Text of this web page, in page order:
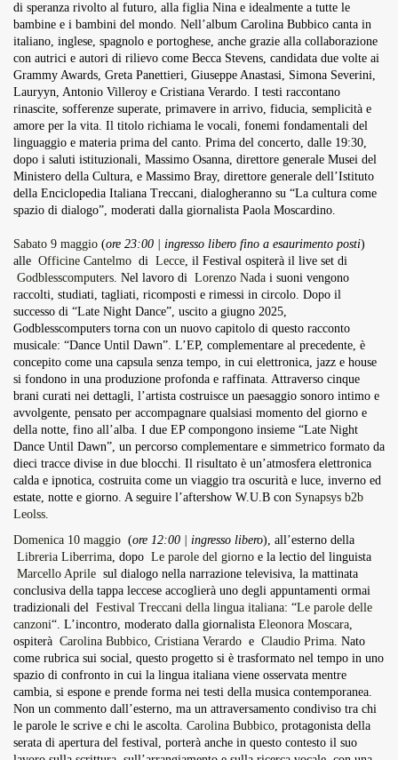
di speranza rivolto al futuro, alla figlia Nina e idealmente a tutte le
bambine e i bambini del mondo. Nell’album Carolina Bubbico canta in
italiano, inglese, spagnolo e portoghese, anche grazie alla collaborazione
con autrici e autori di rilievo come Becca Stevens, candidata due volte ai
Grammy Awards, Greta Panettieri, Giuseppe Anastasi, Simona Severini,
Lauryyn, Antonio Villeroy e Cristiana Verardo. I testi raccontano
rinascite, sofferenze superate, primavere in arrivo, fiducia, semplicità e
amore per la vita. Il titolo richiama le vocali, fonemi fondamentali del
linguaggio e materia prima del canto. Prima del concerto, dalle 19:30,
dopo i saluti istituzionali, Massimo Osanna, direttore generale Musei del
Ministero della Cultura, e Massimo Bray, direttore generale dell’Istituto
della Enciclopedia Italiana Treccani, dialogheranno su “La cultura come
spazio di dialogo”, moderati dalla giornalista Paola Moscardino.
Sabato 9 maggio (ore 23:00 | ingresso libero fino a esaurimento posti)
alle Officine Cantelmo di Lecce, il Festival ospiterà il live set di
Godblesscomputers. Nel lavoro di Lorenzo Nada i suoni vengono
raccolti, studiati, tagliati, ricomposti e rimessi in circolo. Dopo il
successo di “Late Night Dance”, uscito a giugno 2025,
Godblesscomputers torna con un nuovo capitolo di questo racconto
musicale: “Dance Until Dawn”. L’EP, complementare al precedente, è
concepito come una capsula senza tempo, in cui elettronica, jazz e house
si fondono in una produzione profonda e raffinata. Attraverso cinque
brani curati nei dettagli, l’artista costruisce un paesaggio sonoro intimo e
avvolgente, pensato per accompagnare qualsiasi momento del giorno e
della notte, fino all’alba. I due EP compongono insieme “Late Night
Dance Until Dawn”, un percorso complementare e simmetrico formato da
dieci tracce divise in due blocchi. Il risultato è un’atmosfera elettronica
calda e ipnotica, costruita come un viaggio tra oscurità e luce, inverno ed
estate, notte e giorno. A seguire l’aftershow W.U.B con Synapsys b2b
Leolss.
Domenica 10 maggio (ore 12:00 | ingresso libero), all’esterno della
Libreria Liberrima, dopo Le parole del giorno e la lectio del linguista
Marcello Aprile sul dialogo nella narrazione televisiva, la mattinata
conclusiva della tappa leccese accoglierà uno degli appuntamenti ormai
tradizionali del Festival Treccani della lingua italiana: “Le parole delle
canzoni“. L’incontro, moderato dalla giornalista Eleonora Moscara,
ospiterà Carolina Bubbico, Cristiana Verardo e Claudio Prima. Nato
come rubrica sui social, questo progetto si è trasformato nel tempo in uno
spazio di confronto in cui la lingua italiana viene osservata mentre
cambia, si espone e prende forma nei testi della musica contemporanea.
Non un commento dall’esterno, ma un attraversamento condiviso tra chi
le parole le scrive e chi le ascolta. Carolina Bubbico, protagonista della
serata di apertura del festival, porterà anche in questo contesto il suo